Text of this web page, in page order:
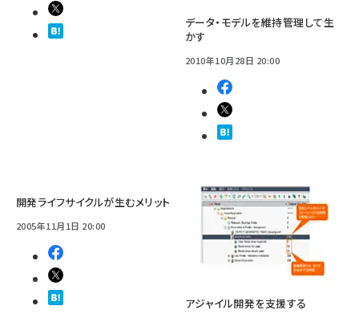
データ・モデルを維持管理して生
かす
2010年10月28日 20:00
開発ライフサイクルが生むメリット
2005年11月1日 20:00
アジャイル開発を支援する